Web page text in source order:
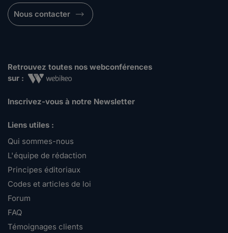
Nous contacter
Retrouvez toutes nos webconférences
sur :
Inscrivez-vous à notre Newsletter
Liens utiles :
Qui sommes-nous
L'équipe de rédaction
Principes éditoriaux
Codes et articles de loi
Forum
FAQ
Témoignages clients